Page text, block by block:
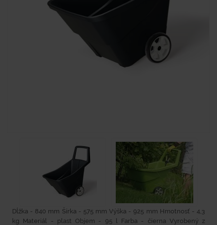
Dĺžka - 840 mm Šírka - 575 mm Výška - 925 mm Hmotnosť - 4,3
kg Materiál - plast Objem - 95 l Farba - čierna Vyrobený z